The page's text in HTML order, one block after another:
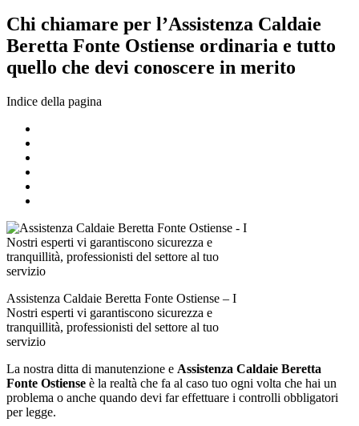
Chi chiamare per l’Assistenza Caldaie
Beretta Fonte Ostiense ordinaria e tutto
quello che devi conoscere in merito
Indice della pagina
Assistenza Caldaie Beretta Fonte Ostiense – I
Nostri esperti vi garantiscono sicurezza e
tranquillità, professionisti del settore al tuo
servizio
La nostra ditta di manutenzione e Assistenza Caldaie Beretta
Fonte Ostiense è la realtà che fa al caso tuo ogni volta che hai un
problema o anche quando devi far effettuare i controlli obbligatori
per legge.